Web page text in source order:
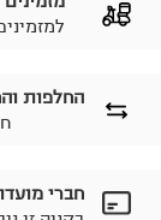
החלפות
₪
לבחירת
חברי